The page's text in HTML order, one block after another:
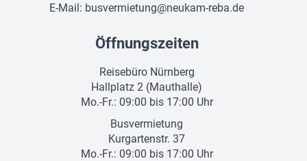
E-Mail: busvermietung@neukam-reba.de
Öffnungszeiten
Reisebüro Nürnberg
Hallplatz 2 (Mauthalle)
Mo.-Fr.: 09:00 bis 17:00 Uhr
Busvermietung
Kurgartenstr. 37
Mo.-Fr.: 09:00 bis 17:00 Uhr